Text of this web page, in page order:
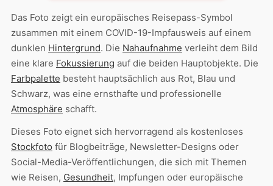
Das Foto zeigt ein europäisches Reisepass-Symbol
zusammen mit einem COVID-19-Impfausweis auf einem
dunklen Hintergrund. Die Nahaufnahme verleiht dem Bild
eine klare Fokussierung auf die beiden Hauptobjekte. Die
Farbpalette besteht hauptsächlich aus Rot, Blau und
Schwarz, was eine ernsthafte und professionelle
Atmosphäre schafft.
Dieses Foto eignet sich hervorragend als kostenloses
Stockfoto für Blogbeiträge, Newsletter-Designs oder
Social-Media-Veröffentlichungen, die sich mit Themen
wie Reisen, Gesundheit, Impfungen oder europäische